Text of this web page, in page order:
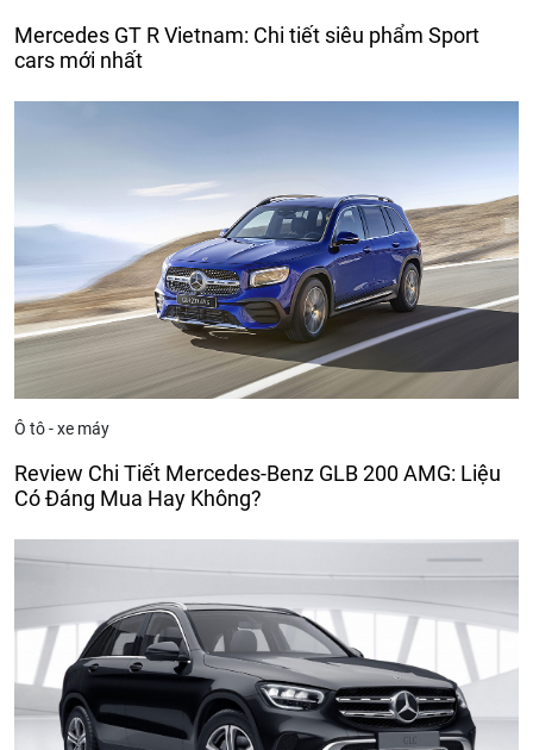
Mercedes GT R Vietnam: Chi tiết siêu phẩm Sport
cars mới nhất
Ô tô - xe máy
Review Chi Tiết Mercedes-Benz GLB 200 AMG: Liệu
Có Đáng Mua Hay Không?